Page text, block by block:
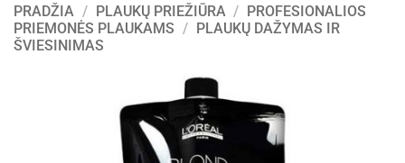
PRADŽIA / PLAUKŲ PRIEŽIŪRA / PROFESIONALIOS
PRIEMONĖS PLAUKAMS / PLAUKŲ DAŽYMAS IR
ŠVIESINIMAS